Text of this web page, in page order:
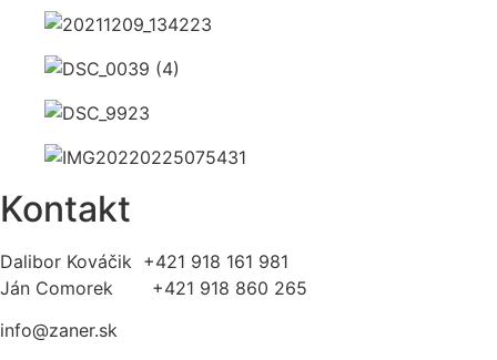
Kontakt
Dalibor Kováčik +421 918 161 981
Ján Comorek +421 918 860 265
info@zaner.sk